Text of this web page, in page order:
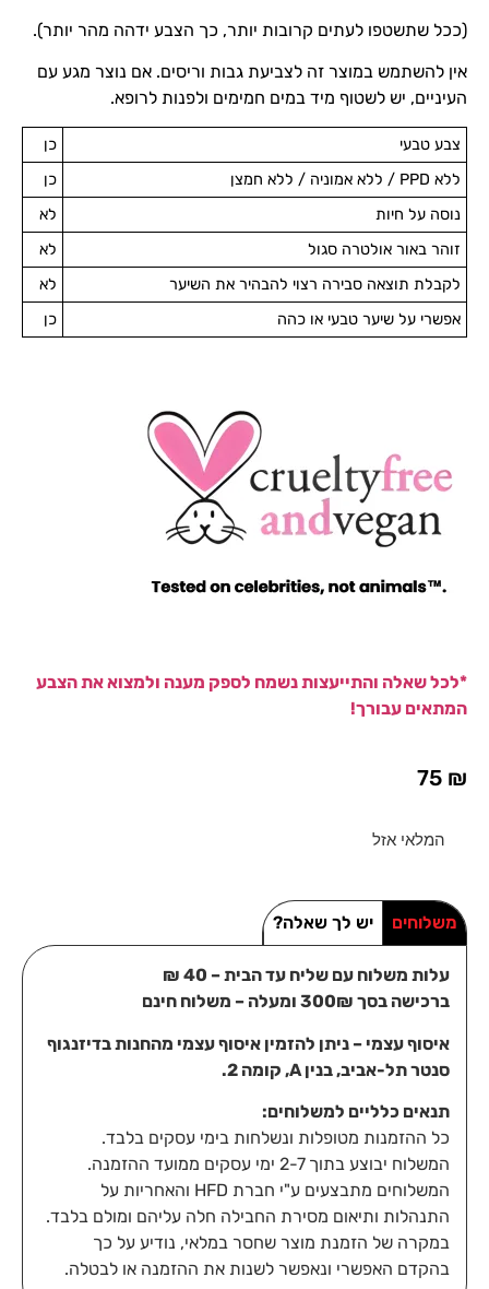
(ככל שתשטפו לעתים קרובות יותר, כך הצבע ידהה מהר יותר).
אין להשתמש במוצר זה לצביעת גבות וריסים. אם נוצר מגע עם
העיניים, יש לשטוף מיד במים חמימים ולפנות לרופא.
צבע טבעי
כן
ללא PPD / ללא אמוניה / ללא חמצן
כן
נוסה על חיות
לא
זוהר באור אולטרה סגול
לא
לקבלת תוצאה סבירה רצוי להבהיר את השיער
לא
אפשרי על שיער טבעי או כהה
כן
*לכל שאלה והתייעצות נשמח לספק מענה ולמצוא את הצבע
המתאים עבורך!
75 ₪
המלאי אזל
משלוחים יש לך שאלה?
עלות משלוח עם שליח עד הבית – 40 ₪
ברכישה בסך 300₪ ומעלה – משלוח חינם
איסוף עצמי – ניתן להזמין איסוף עצמי מהחנות בדיזנגוף
סנטר תל-אביב, בנין A, קומה 2.
תנאים כלליים למשלוחים:
כל ההזמנות מטופלות ונשלחות בימי עסקים בלבד.
המשלוח יבוצע בתוך 2-7 ימי עסקים ממועד ההזמנה.
המשלוחים מתבצעים ע"י חברת HFD והאחריות על
התנהלות ותיאום מסירת החבילה חלה עליהם ומולם בלבד.
במקרה של הזמנת מוצר שחסר במלאי, נודיע על כך
בהקדם האפשרי ונאפשר לשנות את ההזמנה או לבטלה.